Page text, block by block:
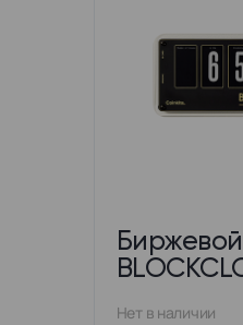
Нет в наличии